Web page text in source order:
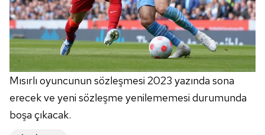
Mısırlı oyuncunun sözleşmesi 2023 yazında sona
erecek ve yeni sözleşme yenilememesi durumunda
boşa çıkacak.